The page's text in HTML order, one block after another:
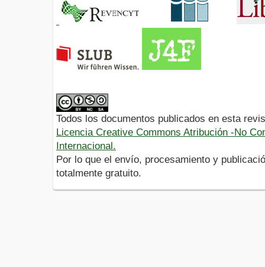
Todos los documentos publicados en esta
Licencia Creative Commons Atribución -No
Internacional.
Por lo que el envío, procesamiento y
totalmente gratuito.